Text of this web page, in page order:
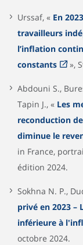
Urssaf, « En
travailleurs
l’inflation
constants
»,
Abdouni S.,
Tapin J., « Les
reconduction
diminue le
in France,
édition 2024.
Sokhna N. P.,
privé en 2023 –
inférieure à
octobre 2024.